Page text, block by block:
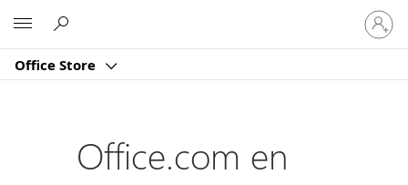
Office Store
Iniciar
sesión
en
cuenta
Office.com en